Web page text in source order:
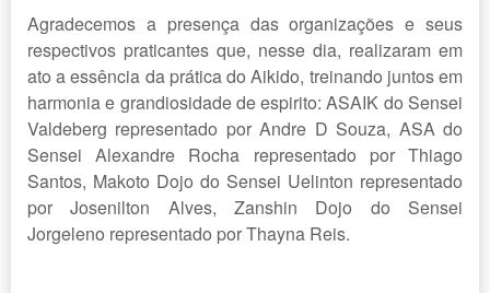
Agradecemos a presença das organizações e seus
respectivos praticantes que, nesse dia, realizaram em
ato a essência da prática do Aikido, treinando juntos em
harmonia e grandiosidade de espirito: ASAIK do Sensei
Valdeberg representado por Andre D Souza, ASA do
Sensei Alexandre Rocha representado por Thiago
Santos, Makoto Dojo do Sensei Uelinton representado
por Josenilton Alves, Zanshin Dojo do Sensei
Jorgeleno representado por Thayna Reis.